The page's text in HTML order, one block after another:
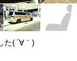
た( ´∀｀)